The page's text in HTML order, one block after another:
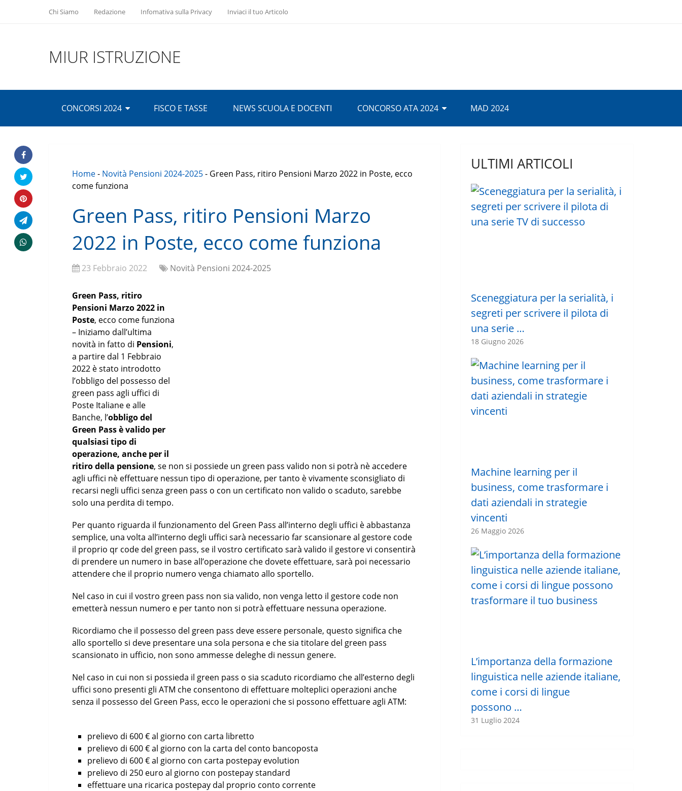
Chi Siamo Redazione Infomativa sulla Privacy Inviaci il tuo Articolo
MIUR ISTRUZIONE
CONCORSI 2024 FISCO E TASSE NEWS SCUOLA E DOCENTI CONCORSO ATA 2024 MAD 2024
Home- Novità Pensioni 2024-2025- Green Pass, ritiro Pensioni Marzo 2022 in Poste, ecco
come funziona
Green Pass, ritiro Pensioni Marzo
2022 in Poste, ecco come funziona
23 Febbraio 2022 Novità Pensioni 2024-2025
Green Pass, ritiro
Pensioni Marzo 2022 in
Poste, ecco come funziona
– Iniziamo dall’ultima
novità in fatto di Pensioni,
a partire dal 1 Febbraio
2022 è stato introdotto
l’obbligo del possesso del
green pass agli uffici di
Poste Italiane e alle
Banche, l’obbligo del
Green Pass è valido per
qualsiasi tipo di
operazione, anche per il
ritiro della pensione, se non si possiede un green pass valido non si potrà nè accedere
agli uffici nè effettuare nessun tipo di operazione, per tanto è vivamente sconsigliato di
recarsi negli uffici senza green pass o con un certificato non valido o scaduto, sarebbe
solo una perdita di tempo.
Per quanto riguarda il funzionamento del Green Pass all’interno degli uffici è abbastanza
semplice, una volta all’interno degli uffici sarà necessario far scansionare al gestore code
il proprio qr code del green pass, se il vostro certificato sarà valido il gestore vi consentirà
di prendere un numero in base all’operazione che dovete effettuare, sarà poi necessario
attendere che il proprio numero venga chiamato allo sportello.
Nel caso in cui il vostro green pass non sia valido, non venga letto il gestore code non
emetterà nessun numero e per tanto non si potrà effettuare nessuna operazione.
Ricordiamo che il possesso del green pass deve essere personale, questo significa che
allo sportello si deve presentare una sola persona e che sia titolare del green pass
scansionato in ufficio, non sono ammesse deleghe di nessun genere.
Nel caso in cui non si possieda il green pass o sia scaduto ricordiamo che all’esterno degli
uffici sono presenti gli ATM che consentono di effettuare molteplici operazioni anche
senza il possesso del Green Pass, ecco le operazioni che si possono effettuare agli ATM:
prelievo di 600 € al giorno con carta libretto
prelievo di 600 € al giorno con la carta del conto bancoposta
prelievo di 600 € al giorno con carta postepay evolution
prelievo di 250 euro al giorno con postepay standard
effettuare una ricarica postepay dal proprio conto corrente
ULTIMI ARTICOLI
Sceneggiatura per la serialità, i
segreti per scrivere il pilota di
una serie …
18 Giugno 2026
Machine learning per il
business, come trasformare i
dati aziendali in strategie
vincenti
26 Maggio 2026
L’importanza della formazione
linguistica nelle aziende italiane,
come i corsi di lingue
possono …
31 Luglio 2024